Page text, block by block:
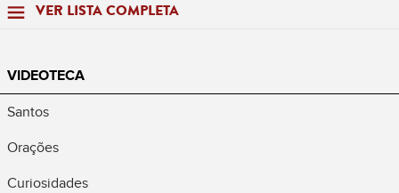
VER LISTA COMPLETA
VIDEOTECA
Santos
Orações
Curiosidades